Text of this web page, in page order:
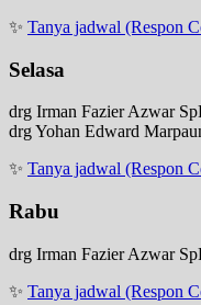
✨ Tanya jadwal (Respon
Selasa
drg Irman Fazier Azwar
drg Yohan Edward
✨ Tanya jadwal (Respon
Rabu
drg Irman Fazier Azwar
✨ Tanya jadwal (Respon